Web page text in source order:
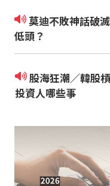
莫迪不敗神話破滅 印度Z世代如何逼政府
低頭？
股海狂潮／韓股槓桿投資釀股災 示警台股
投資人哪些事